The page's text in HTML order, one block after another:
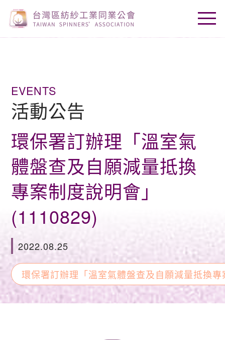
EVENTS
活動公告
環保署訂辦理「溫室氣
體盤查及自願減量抵換
專案制度說明會」
(1110829)
2022.08.25
環保署訂辦理「溫室氣體盤查及自願減量抵換